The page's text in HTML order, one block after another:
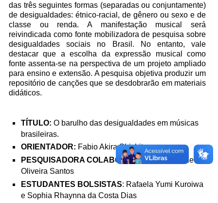
das três seguintes formas (separadas ou conjuntamente)
de desigualdades: étnico-racial, de gênero ou sexo e de
classe ou renda. A manifestação musical será
reivindicada como fonte mobilizadora de pesquisa sobre
desigualdades sociais no Brasil. No entanto, vale
destacar que a escolha da expressão musical como
fonte assenta-se na perspectiva de um projeto ampliado
para ensino e extensão. A pesquisa objetiva produzir um
repositório de canções que se desdobrarão em materiais
didáticos.
TÍTULO: O barulho das desigualdades em músicas
brasileiras.
ORIENTADOR: Fabio Akira Shishito
PESQUISADORA COLABORADORA: Milena de
Oliveira Santos
ESTUDANTES BOLSISTAS: Rafaela Yumi Kuroiwa
e Sophia Rhaynna da Costa Dias